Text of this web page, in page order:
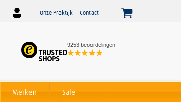
Onze Praktijk Contact
9253 beoordelingen
WinnaarBeslist Webshop
Award voor beste service!
Merken Sale